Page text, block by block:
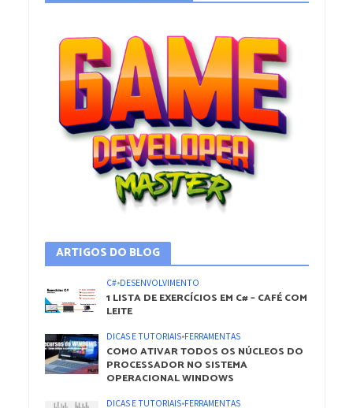
ARTIGOS DO BLOG
C#•DESENVOLVIMENTO
1 LISTA DE EXERCÍCIOS EM C# – CAFÉ COM
LEITE
DICAS E TUTORIAIS•FERRAMENTAS
COMO ATIVAR TODOS OS NÚCLEOS DO
PROCESSADOR NO SISTEMA
OPERACIONAL WINDOWS
DICAS E TUTORIAIS•FERRAMENTAS